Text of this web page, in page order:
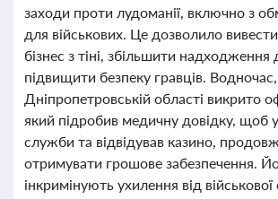
заходи проти лудоманії, включно з
для військових. Це дозволило
бізнес з тіні, збільшити
підвищити безпеку гравців.
Дніпропетровській області викрито
який підробив медичну довідку, щоб
служби та відвідував казино,
отримувати грошове забезпечення.
інкримінують ухилення від